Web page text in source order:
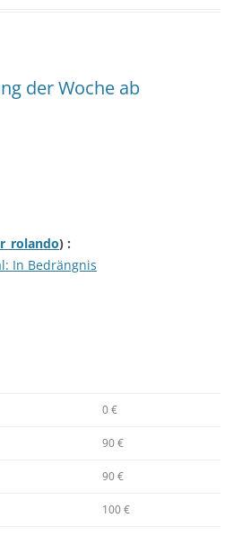
der Woche ab
) :
In Bedrängnis
0 €
90 €
90 €
100 €